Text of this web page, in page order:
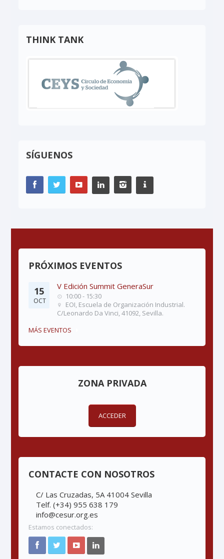
THINK TANK
SÍGUENOS
PRÓXIMOS EVENTOS
15
OCT
V Edición Summit GeneraSur
10:00 - 15:30
EOI, Escuela de Organización Industrial.
C/Leonardo Da Vinci, 41092, Sevilla.
MÁS EVENTOS
ZONA PRIVADA
ACCEDER
CONTACTE CON NOSOTROS
C/ Las Cruzadas, 5A 41004 Sevilla
Telf. (+34) 955 638 179
info@cesur.org.es
Estamos conectados: